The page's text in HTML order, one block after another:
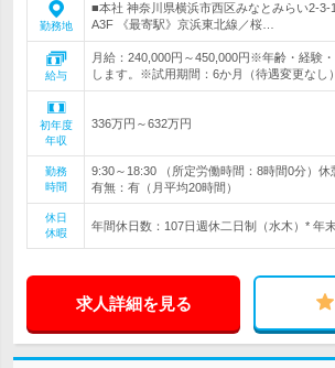
勤務地
■本社 神奈川県横浜市西区みなとみらい2-3-
A3F 《最寄駅》京浜東北線／桜…
給与
月給：240,000円～450,000円※年齢・経験
します。※試用期間：6か月（待遇変更なし）
初年度
年収
336万円～632万円
勤務
時間
9:30～18:30 （所定労働時間：8時間0分）
有無：有（月平均20時間）
休日
休暇
年間休日数：107日週休二日制（水木）* 年
求人詳細を見る